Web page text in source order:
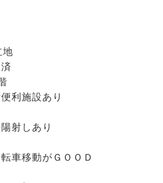
地
利施設あり
射しあり
車移動がＧＯＯＤ